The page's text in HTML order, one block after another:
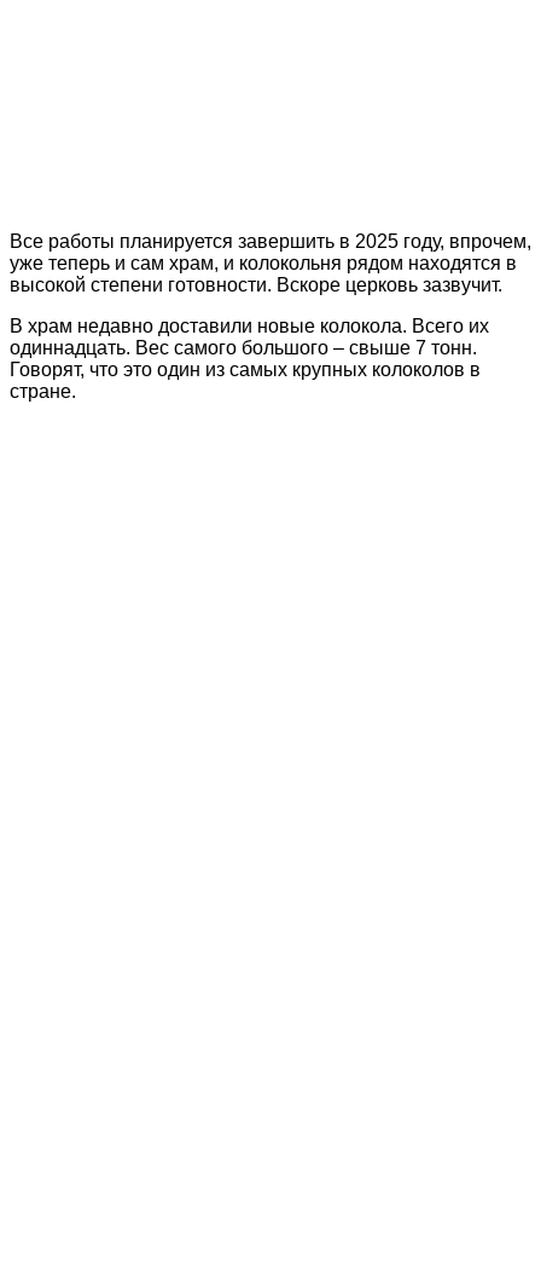
Все работы планируется завершить в 2025 году, впрочем,
уже теперь и сам храм, и колокольня рядом находятся в
высокой степени готовности. Вскоре церковь зазвучит.
В храм недавно доставили новые колокола. Всего их
одиннадцать. Вес самого большого – свыше 7 тонн.
Говорят, что это один из самых крупных колоколов в
стране.